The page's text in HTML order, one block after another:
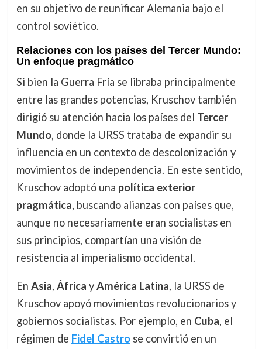
en su objetivo de reunificar Alemania bajo el
control soviético.
Relaciones con los países del Tercer Mundo:
Un enfoque pragmático
Si bien la Guerra Fría se libraba principalmente
entre las grandes potencias, Kruschov también
dirigió su atención hacia los países del Tercer
Mundo, donde la URSS trataba de expandir su
influencia en un contexto de descolonización y
movimientos de independencia. En este sentido,
Kruschov adoptó una política exterior
pragmática, buscando alianzas con países que,
aunque no necesariamente eran socialistas en
sus principios, compartían una visión de
resistencia al imperialismo occidental.
En Asia, África yAmérica Latina, la URSS de
Kruschov apoyó movimientos revolucionarios y
gobiernos socialistas. Por ejemplo, en Cuba, el
régimen de Fidel Castrose convirtió en un